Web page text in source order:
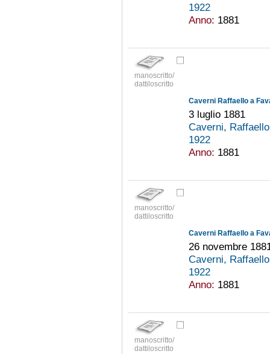
1922
Anno: 1881
manoscritto/
dattiloscritto
Caverni Raffaello a
3 luglio 1881
Caverni,
1922
Anno: 1881
manoscritto/
dattiloscritto
Caverni Raffaello a
26 novembre
Caverni,
1922
Anno: 1881
manoscritto/
dattiloscritto